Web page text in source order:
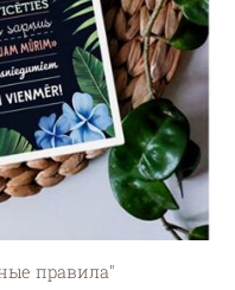
правила"